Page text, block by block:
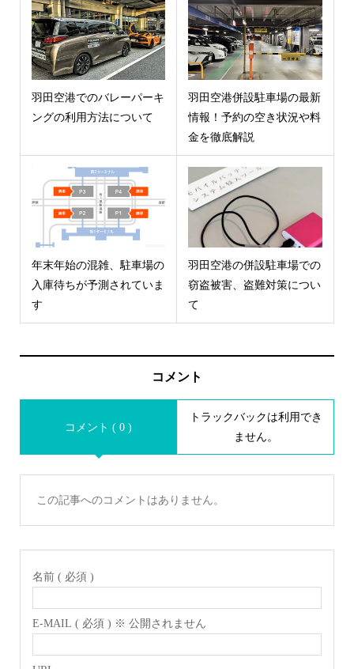
羽田空港でのバレーパーキ
ングの利用方法について
羽田空港併設駐車場の最新
情報！予約の空き状況や料
金を徹底解説
年末年始の混雑、駐車場の
入庫待ちが予測されていま
す
羽田空港の併設駐車場での
窃盗被害、盗難対策につい
て
コメント
コメント ( 0 )
トラックバックは利用でき
ません。
この記事へのコメントはありません。
名前 ( 必須 )
E-MAIL ( 必須 ) ※ 公開されません